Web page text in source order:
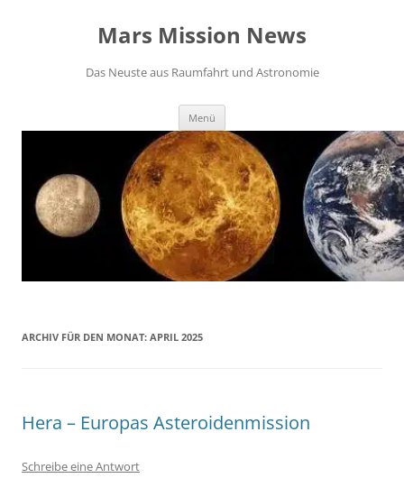
Mars Mission News
Das Neuste aus Raumfahrt und Astronomie
Menü
ARCHIV FÜR DEN MONAT: APRIL 2025
Hera – Europas Asteroidenmission
Schreibe eine Antwort